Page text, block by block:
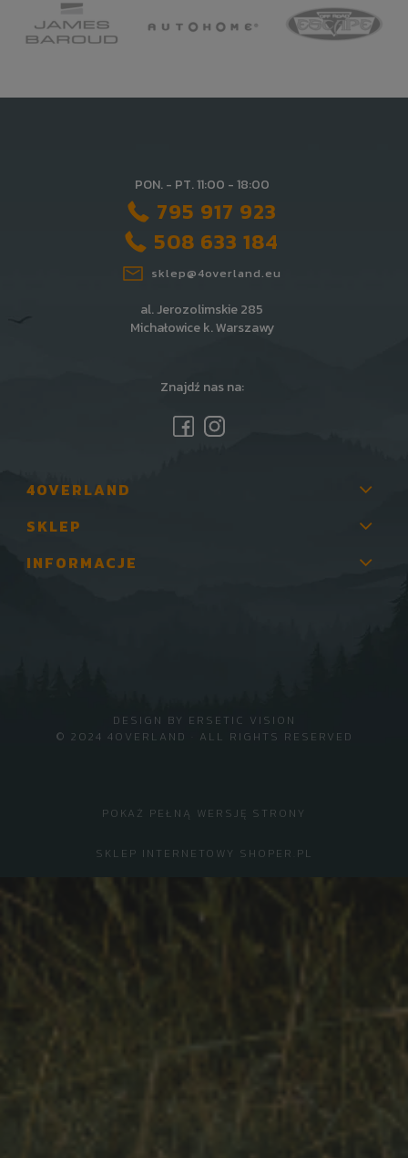
PON. - PT. 11:00 - 18:00
795 917 923
508 633 184
sklep@4overland.eu
al. Jerozolimskie 285
Michałowice k. Warszawy
Znajdź nas na:
4OVERLAND
SKLEP
INFORMACJE
© 2024 4OVERLAND · ALL RIGHTS RESERVED
DESIGN BY ERSETIC VISION
POKAŻ PEŁNĄ WERSJĘ STRONY
SKLEP INTERNETOWY SHOPER.PL